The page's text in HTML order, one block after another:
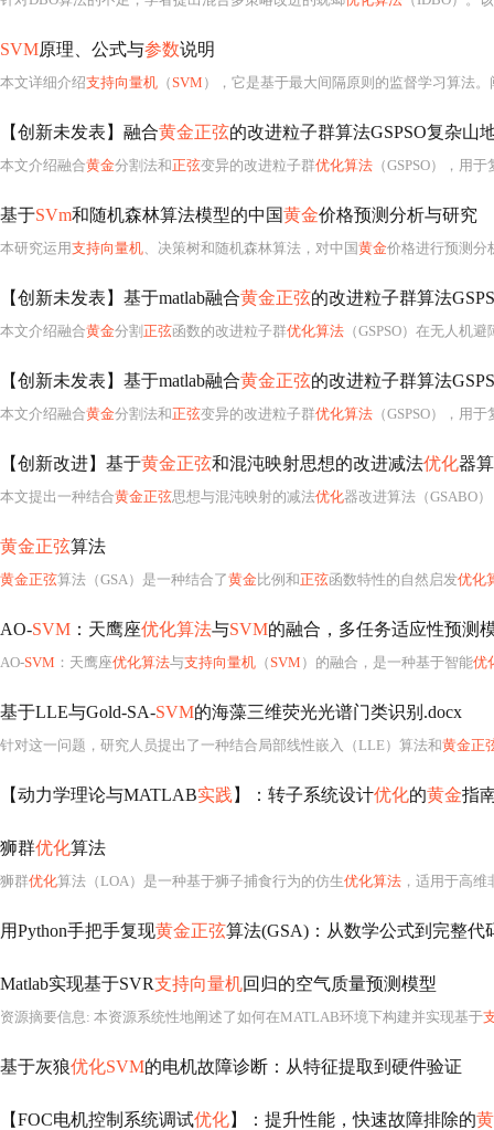
SVM原理、公式与参数说明
本文详细介绍支持向量机 （SVM ），它是基于最大间隔原则的监督学习算法。阐述了核心原理，包
【创新未发表】融合黄金正弦的改进粒子群算法GSPSO复杂山地危险模型无
本文介绍融合黄金分割法和正弦变异的改进粒子群优化算法 （GSPSO），用于复杂山地
基于SVm和随机森林算法模型的中国黄金价格预测分析与研究
本研究运用支持向量机、决策树和随机森林算法，对中国黄金价格进行预测分析。通过数据预处理、特征工
【创新未发表】基于matlab融合黄金正弦的改进粒子群算法GSPSO无人机
本文介绍融合黄金分割 正弦函数的改进粒子群优化算法 （GSPSO）在无人机
【创新未发表】基于matlab融合黄金正弦的改进粒子群算法GSPSO复杂山地
本文介绍融合黄金分割法和正弦变异的改进粒子群优化算法 （GSPSO），用于复杂山地危
【创新改进】基于黄金正弦和混沌映射思想的改进减法优化器算法（
本文提出一种结合黄金正弦思想与混沌映射的减法优化器改进算法（GSABO），用于提升2023年新提出的SABO算法的全
黄金正弦算法
黄金正弦算法（GSA）是一种结合了黄金比例和正弦函数特性的自然启发优化
AO-SVM ：天鹰座优化算法与SVM的融合，多任务适应性预测
AO-SVM ：天鹰座优化算法与支持向量机 （SVM ）的融合，是一种基于智能优
基于LLE与Gold-SA-SVM的海藻三维荧光光谱门类识别.docx
针对这一问题，研究人员提出了一种结合局部线性嵌入（LLE）算法和黄金正
【动力学理论与MATLAB实践 】：转子系统设计优化的黄金指
狮群优化算法
狮群优化算法（LOA）是一种基于狮子捕食行为的仿生优化算法 ，适用于高
用Python手把手复现黄金正弦算法(GSA)：从数学公式到完整代
Matlab实现基于SVR支持向量机回归的空气质量预测模型
资源摘要信息: 本资源系统性地阐述了如何在MATLAB环境下构建并实现基于
基于灰狼优化SVM的电机故障诊断：从特征提取到硬件验证
【FOC电机控制系统调试优化】：提升性能，快速故障排除的